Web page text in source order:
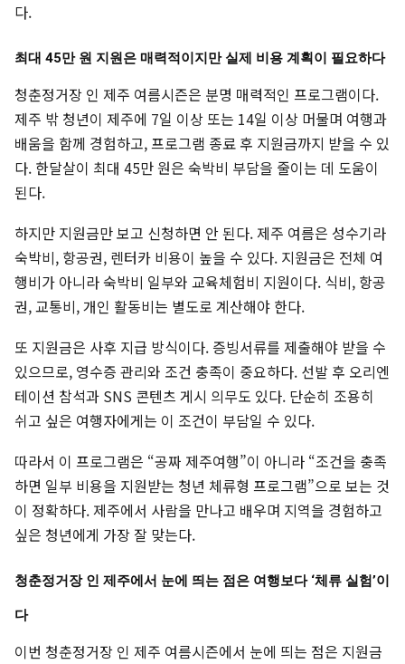
다.
최대 45만 원 지원은 매력적이지만 실제 비용 계획이 필요하다
청춘정거장 인 제주 여름시즌은 분명 매력적인 프로그램이다.
제주 밖 청년이 제주에 7일 이상 또는 14일 이상 머물며 여행과
배움을 함께 경험하고, 프로그램 종료 후 지원금까지 받을 수 있
다. 한달살이 최대 45만 원은 숙박비 부담을 줄이는 데 도움이
된다.
하지만 지원금만 보고 신청하면 안 된다. 제주 여름은 성수기라
숙박비, 항공권, 렌터카 비용이 높을 수 있다. 지원금은 전체 여
행비가 아니라 숙박비 일부와 교육체험비 지원이다. 식비, 항공
권, 교통비, 개인 활동비는 별도로 계산해야 한다.
또 지원금은 사후 지급 방식이다. 증빙서류를 제출해야 받을 수
있으므로, 영수증 관리와 조건 충족이 중요하다. 선발 후 오리엔
테이션 참석과 SNS 콘텐츠 게시 의무도 있다. 단순히 조용히
쉬고 싶은 여행자에게는 이 조건이 부담일 수 있다.
따라서 이 프로그램은 “공짜 제주여행”이 아니라 “조건을 충족
하면 일부 비용을 지원받는 청년 체류형 프로그램”으로 보는 것
이 정확하다. 제주에서 사람을 만나고 배우며 지역을 경험하고
싶은 청년에게 가장 잘 맞는다.
청춘정거장 인 제주에서 눈에 띄는 점은 여행보다 ‘체류 실험’이
다
이번 청춘정거장 인 제주 여름시즌에서 눈에 띄는 점은 지원금